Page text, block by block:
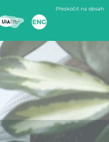
Přeskočit na obsah